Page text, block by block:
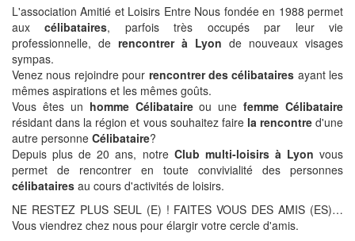
L'association Amitié et Loisirs Entre Nous fondée en 1988 permet
auxcélibataires, parfois très occupés par leur vie
professionnelle, de rencontrer à Lyon de nouveaux visages
sympas.
Venez nous rejoindre pour rencontrer des célibataires ayant les
mêmes aspirations et les mêmes goûts.
Vous êtes un homme Célibataireou unefemme Célibataire
résidant dans la région et vous souhaitez faire la rencontred'une
autre personne Célibataire?
Depuis plus de 20 ans, notre Club multi-loisirs à Lyon vous
permet de rencontrer en toute convivialité des personnes
célibataires au cours d'activités de loisirs.
NE RESTEZ PLUS SEUL (E) ! FAITES VOUS DES AMIS (ES)…
Vous viendrez chez nous pour élargir votre cercle d'amis.